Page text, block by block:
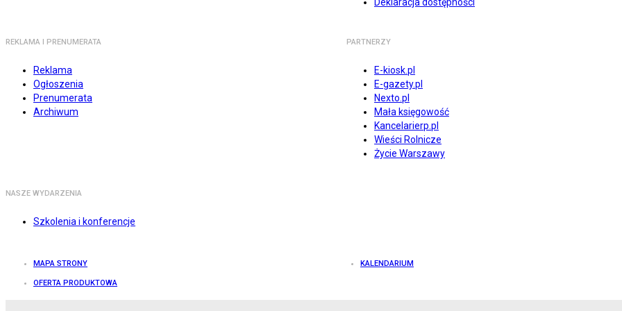
REKLAMA I PRENUMERATA
Reklama
Ogłoszenia
Prenumerata
Archiwum
PARTNERZY
E-kiosk.pl
E-gazety.pl
Nexto.pl
Mała księgowość
Kancelarierp.pl
Wieści Rolnicze
Życie Warszawy
NASZE WYDARZENIA
Szkolenia i konferencje
MAPA STRONY KALENDARIUM
OFERTA PRODUKTOWA